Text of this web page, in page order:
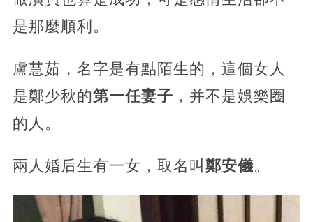
是那麼順利。
盧慧茹，名字是有點陌生的，這個女人
是鄭少秋的第一任妻子 ，并不是娛樂圈
的人。
兩人婚后生有一女，取名叫 鄭安儀。